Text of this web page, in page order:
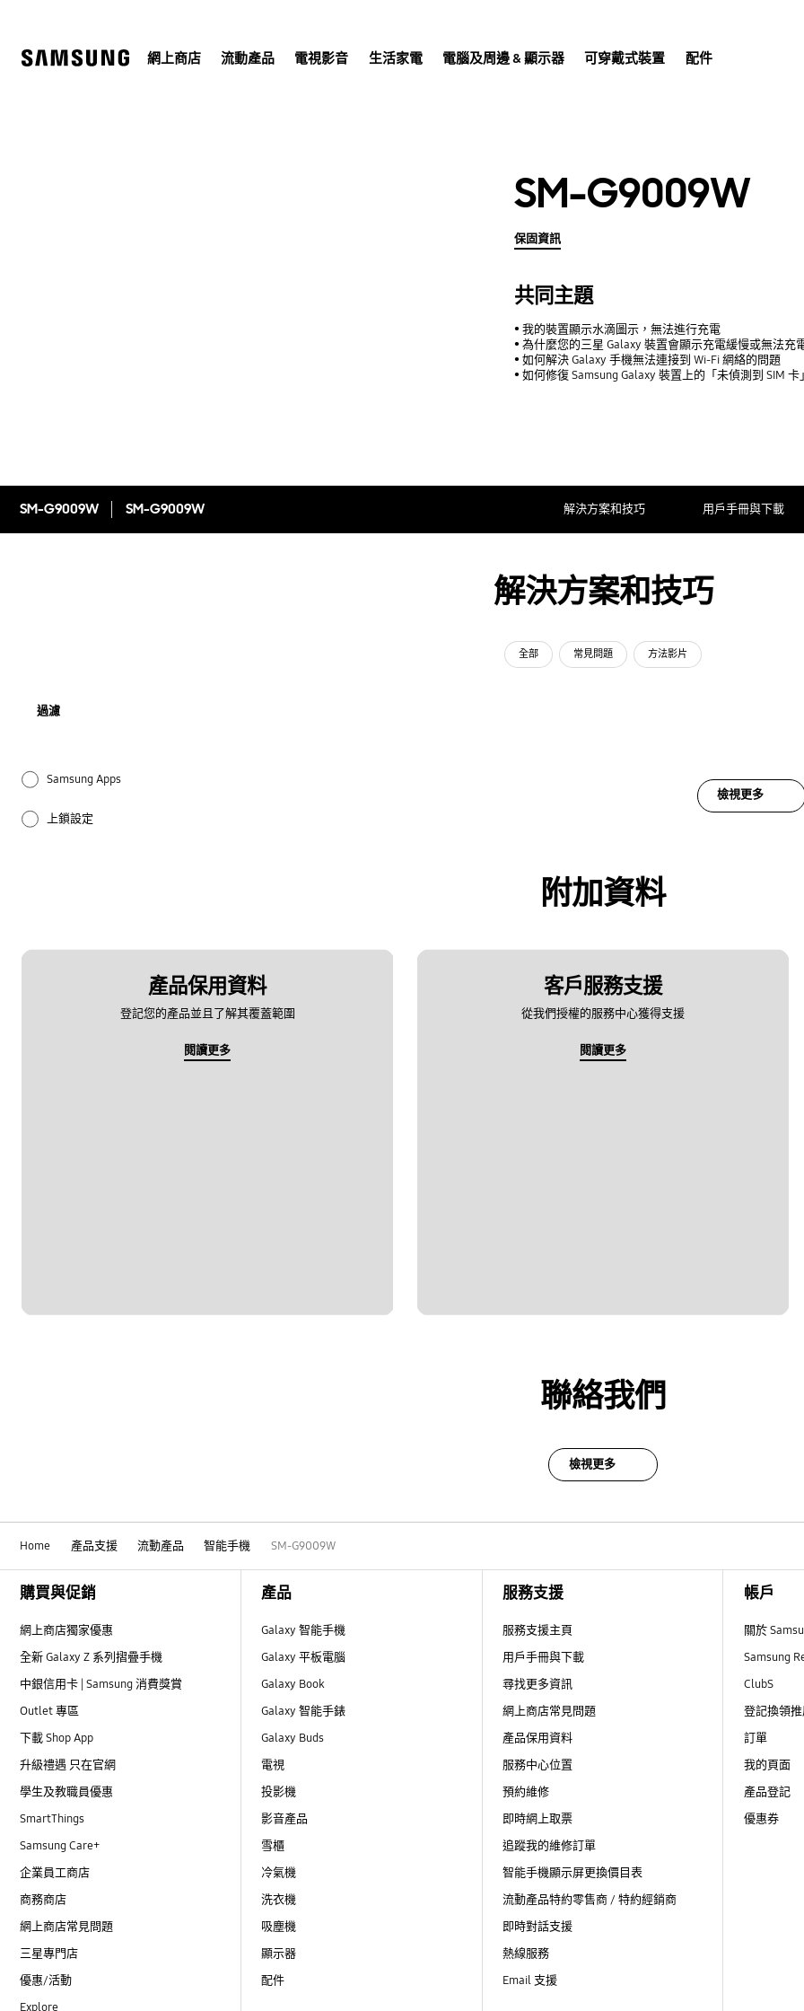
網上商店 流動產品 電視影音 生活家電 電腦及周邊 & 顯示器 可穿戴式裝置 配件
SM-G9009W
保固資訊
共同主題
我的裝置顯示水滴圖示，無法進行充電
為什麼您的三星 Galaxy 裝置會顯示充電緩慢或無法充
如何解決 Galaxy 手機無法連接到 Wi-Fi 網絡的問題
如何修復 Samsung Galaxy 裝置上的「未偵測到 SIM 卡
SM-G9009W SM-G9009W 解決方案和技巧 用戶手冊與下載
解決方案和技巧
全部 常見問題 方法影片
過濾
Samsung Apps
上鎖設定
檢視更多
附加資料
產品保用資料
登記您的產品並且了解其覆蓋範圍
閱讀更多
客戶服務支援
從我們授權的服務中心獲得支援
閱讀更多
聯絡我們
檢視更多
Home 產品支援 流動產品 智能手機 SM-G9009W
購買與促銷
網上商店獨家優惠
全新 Galaxy Z 系列摺疊手機
中銀信用卡 | Samsung 消費獎賞
Outlet 專區
下載 Shop App
升級禮遇 只在官網
學生及教職員優惠
SmartThings
Samsung Care+
企業員工商店
商務商店
網上商店常見問題
三星專門店
優惠/活動
Explore
產品
Galaxy 智能手機
Galaxy 平板電腦
Galaxy Book
Galaxy 智能手錶
Galaxy Buds
電視
投影機
影音產品
雪櫃
冷氣機
洗衣機
吸塵機
顯示器
配件
服務支援
服務支援主頁
用戶手冊與下載
尋找更多資訊
網上商店常見問題
產品保用資料
服務中心位置
預約維修
即時網上取票
追蹤我的維修訂單
智能手機顯示屏更換價目表
流動產品特約零售商 / 特約經銷商
即時對話支援
熱線服務
Email 支援
帳戶
關於
Samsung
ClubS
登記換領
訂單
我的頁面
產品登記
優惠券